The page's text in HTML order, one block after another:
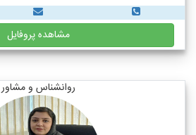
مشاهده پروفایل
روانشناس و مشاور